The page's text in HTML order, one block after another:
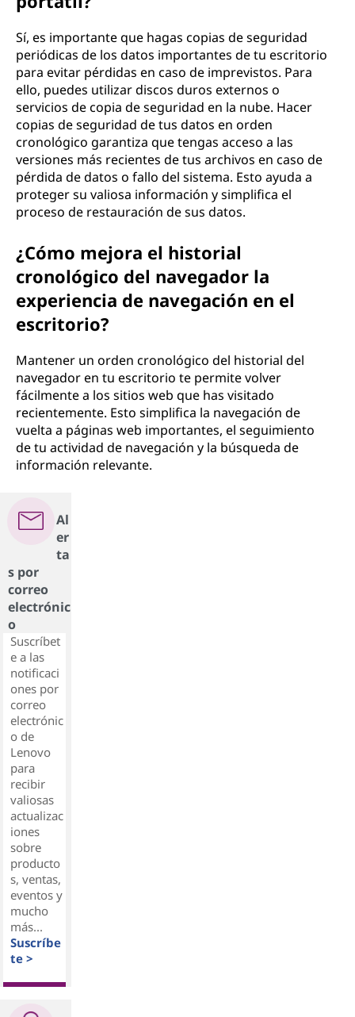
Sí, es importante que hagas copias de seguridad
periódicas de los datos importantes de tu escritorio
para evitar pérdidas en caso de imprevistos. Para
ello, puedes utilizar discos duros externos o
servicios de copia de seguridad en la nube. Hacer
copias de seguridad de tus datos en orden
cronológico garantiza que tengas acceso a las
versiones más recientes de tus archivos en caso de
pérdida de datos o fallo del sistema. Esto ayuda a
proteger su valiosa información y simplifica el
proceso de restauración de sus datos.
¿Cómo mejora el historial
cronológico del navegador la
experiencia de navegación en el
escritorio?
Mantener un orden cronológico del historial del
navegador en tu escritorio te permite volver
fácilmente a los sitios web que has visitado
recientemente. Esto simplifica la navegación de
vuelta a páginas web importantes, el seguimiento
de tu actividad de navegación y la búsqueda de
información relevante.
Al
er
ta
s por
correo
electrónic
o
Suscríbet
e a las
notificaci
ones por
correo
electrónic
o de
Lenovo
para
recibir
valiosas
actualizac
iones
sobre
producto
s, ventas,
eventos y
mucho
más...
Suscríbe
te >